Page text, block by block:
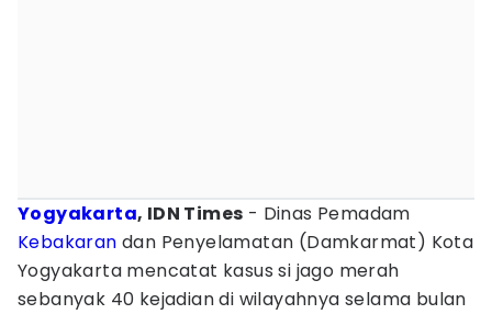
Yogyakarta, IDN Times - Dinas Pemadam
Kebakaran dan Penyelamatan (Damkarmat) Kota
Yogyakarta mencatat kasus si jago merah
sebanyak 40 kejadian di wilayahnya selama bulan